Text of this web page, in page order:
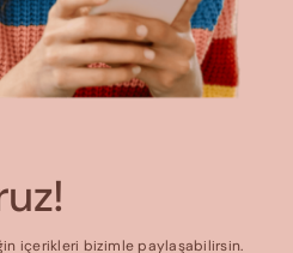
içerikleri bizimle paylaşabilirsin.